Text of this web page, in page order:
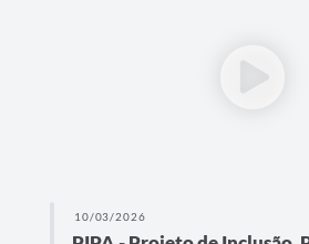
10/03/2026